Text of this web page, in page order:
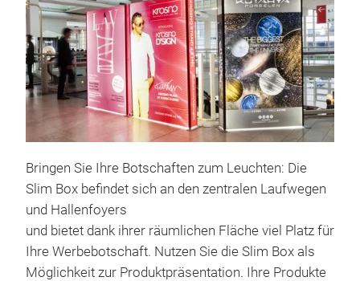
Bringen Sie Ihre Botschaften zum Leuchten: Die
Slim Box befindet sich an den zentralen Laufwegen
und Hallenfoyers
und bietet dank ihrer räumlichen Fläche viel Platz für
Ihre Werbebotschaft. Nutzen Sie die Slim Box als
Möglichkeit zur Produktpräsentation. Ihre Produkte